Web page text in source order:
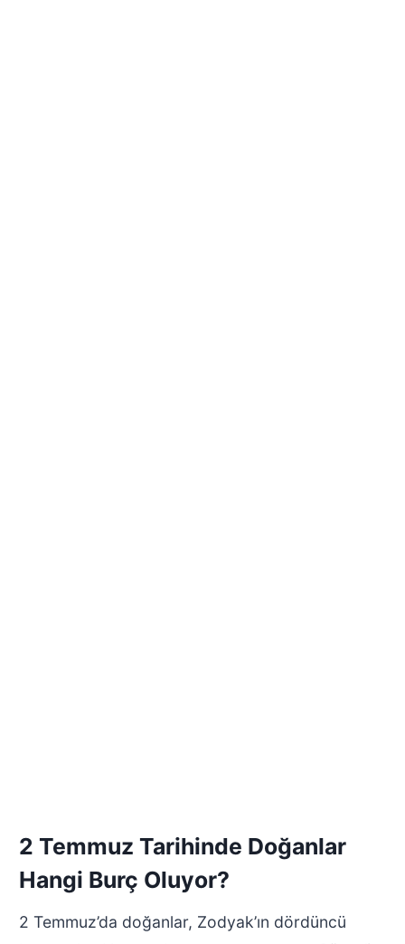
2 Temmuz Tarihinde Doğanlar
Hangi Burç Oluyor?
2 Temmuz’da doğanlar, Zodyak’ın dördüncü